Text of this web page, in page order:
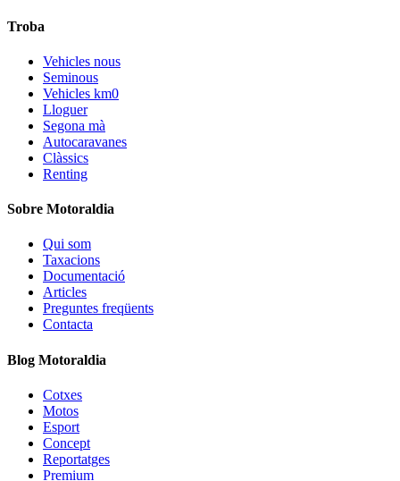
Troba
Vehicles nous
Seminous
Vehicles km0
Lloguer
Segona mà
Autocaravanes
Clàssics
Renting
Sobre Motoraldia
Qui som
Taxacions
Documentació
Articles
Preguntes freqüents
Contacta
Blog Motoraldia
Cotxes
Motos
Esport
Concept
Reportatges
Premium